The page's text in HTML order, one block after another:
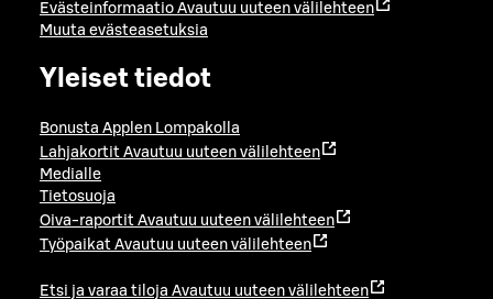
Evästeinformaatio Avautuu uuteen välilehteen
Muuta evästeasetuksia
Yleiset tiedot
Bonusta Applen Lompakolla
Lahjakortit Avautuu uuteen välilehteen
Medialle
Tietosuoja
Oiva-raportit Avautuu uuteen välilehteen
Työpaikat Avautuu uuteen välilehteen
Etsi ja varaa tiloja Avautuu uuteen välilehteen